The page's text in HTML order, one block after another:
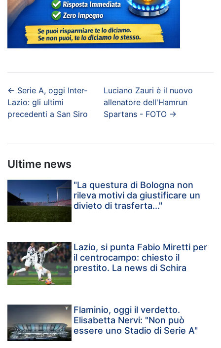
← Serie A, oggi Inter-
Lazio: gli ultimi
precedenti a San Siro
Luciano Zauri è il nuovo
allenatore dell'Hamrun
Spartans - FOTO→
Ultime news
"La questura di Bologna non
rileva motivi da giustificare un
divieto di trasferta..."
Lazio, si punta Fabio Miretti per
il centrocampo: chiesto il
prestito. La news di Schira
Flaminio, oggi il verdetto.
Elisabetta Nervi: "Non può
essere uno Stadio di Serie A"